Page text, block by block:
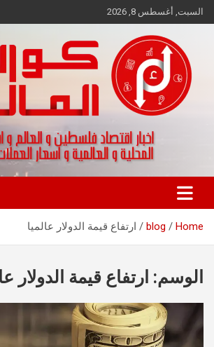
Skip
to
السبت, أغسطس 8, 2026
كواليس المال
اخبار اقتصاد فلسطين و العالم و تقارير اسواق
Home
blog ارتفاع قيمة الدولار عالميا
الوسم: ارتفاع قيمة الدولار